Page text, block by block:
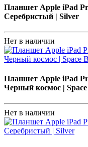
Планшет Apple iPad
Серебристый | Silver
Нет в наличии
Планшет Apple iPad
Черный космос |
Нет в наличии